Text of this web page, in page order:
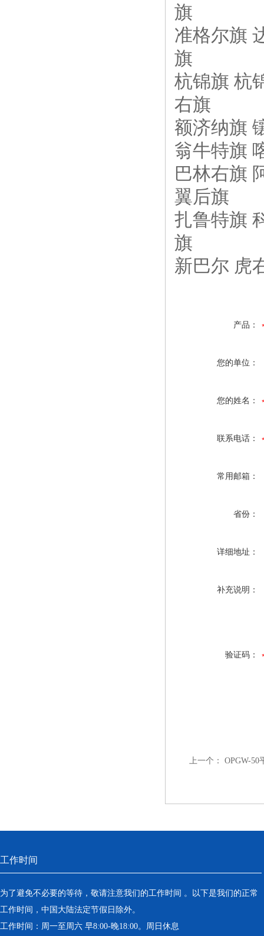
旗
准格尔旗
旗
杭锦旗 杭
右旗
额济纳旗
翁牛特旗
巴林右旗
翼后旗
扎鲁特旗
旗
新巴尔 虎
产品：
您的单位：
您的姓名：
联系电话：
常用邮箱：
省份：
详细地址：
补充说明：
验证码：
上一个： OPGW-50
工作时间
为了避免不必要的等待，敬请注意我们的工作时间 。以下是我们的正常
工作时间，中国大陆法定节假日除外。
工作时间：周一至周六 早8:00-晚18:00。周日休息